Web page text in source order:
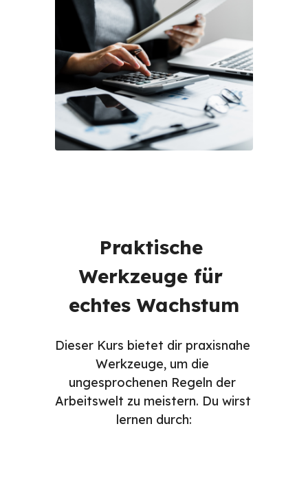
Praktische
Werkzeuge für
echtes Wachstum
Dieser Kurs bietet dir praxisnahe
Werkzeuge, um die
ungesprochenen Regeln der
Arbeitswelt zu meistern. Du wirst
lernen durch: